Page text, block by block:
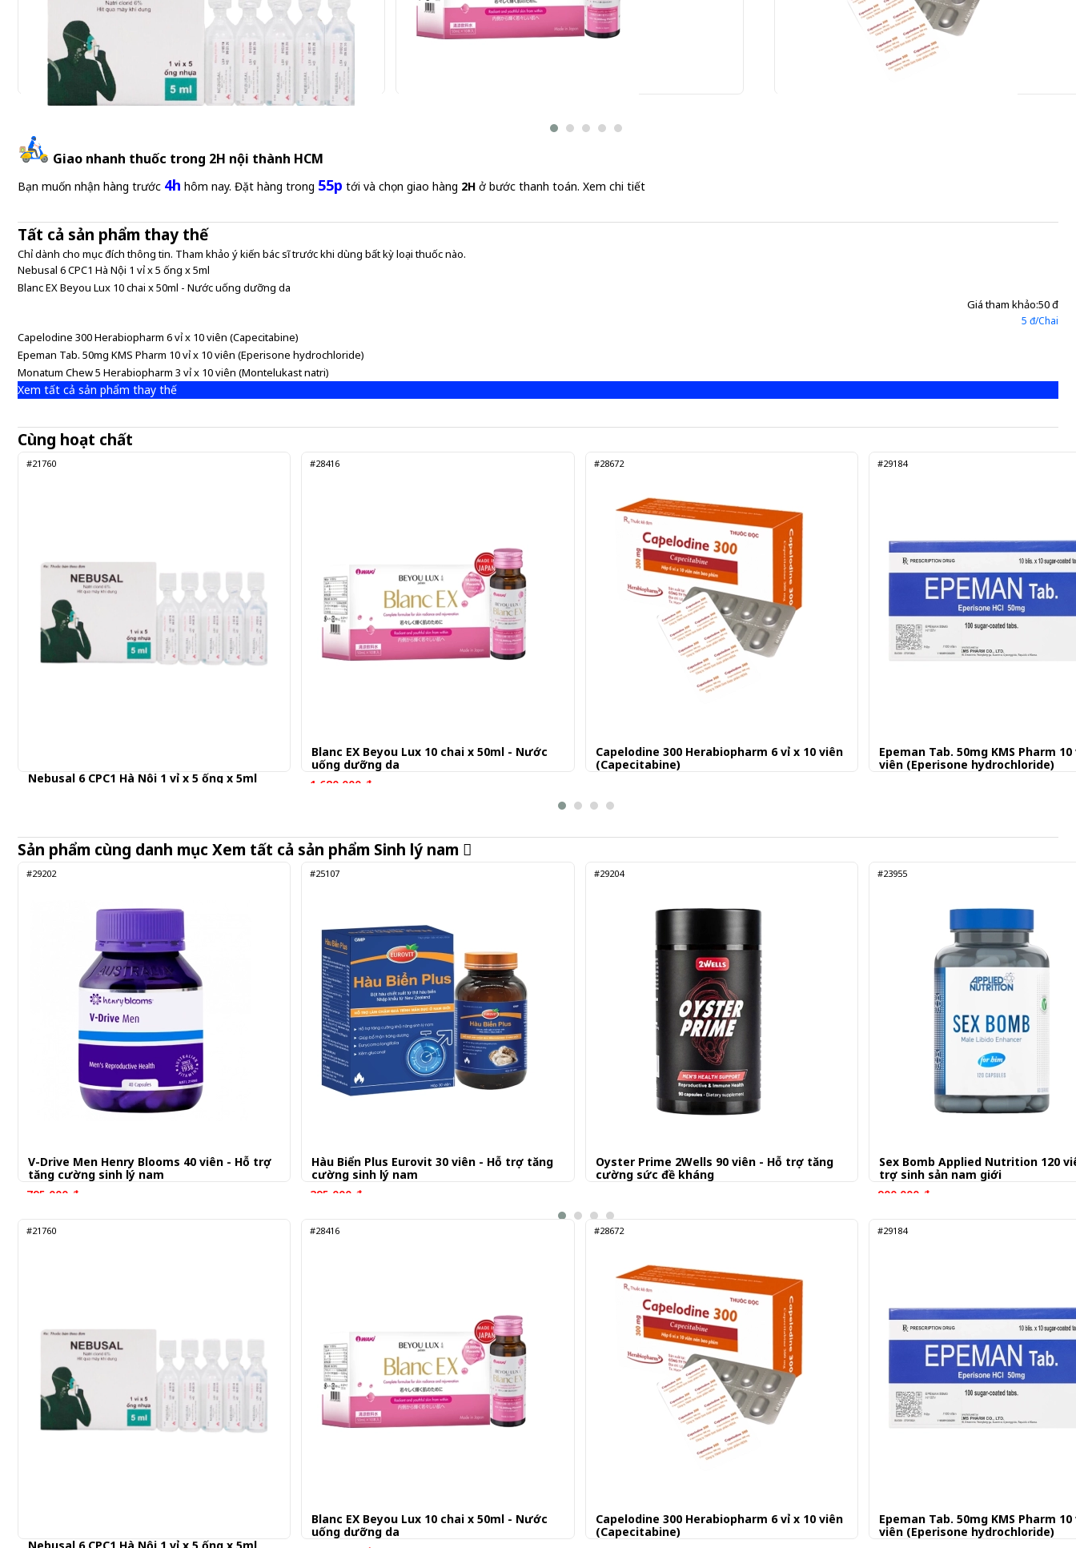
Nebusal 6 CPC1 Hà Nội 1 vỉ x 5 ống x 5ml
Blanc EX Beyou Lux 10 chai x 50ml - Nước uống dưỡng da
168,000 đ/Chai
Giao nhanh thuốc trong 2H nội thành HCM
Bạn muốn nhận hàng trước 4h hôm nay. Đặt hàng trong 55p tới và chọn giao hàng 2H ở bước thanh toán. Xem chi tiết
Tất cả sản phẩm thay thế
Chỉ dành cho mục đích thông tin. Tham khảo ý kiến bác sĩ trước khi dùng bất kỳ loại thuốc nào.
Nebusal 6 CPC1 Hà Nội 1 vỉ x 5 ống x 5ml
Blanc EX Beyou Lux 10 chai x 50ml - Nước uống dưỡng da
Giá tham khảo:50 đ
5 đ/Chai
Capelodine 300 Herabiopharm 6 vỉ x 10 viên (Capecitabine)
Epeman Tab. 50mg KMS Pharm 10 vỉ x 10 viên (Eperisone hydrochloride)
Monatum Chew 5 Herabiopharm 3 vỉ x 10 viên (Montelukast natri)
Xem tất cả sản phẩm thay thế
Cùng hoạt chất
#21760
Nebusal 6 CPC1 Hà Nội 1 vỉ x 5 ống x 5ml
#28416
Blanc EX Beyou Lux 10 chai x 50ml - Nước
uống dưỡng da
1.680.000 đ
#28672
Capelodine 300 Herabiopharm 6 vỉ x 10 viên
(Capecitabine)
Gửi đơn thuốc
#29184
Epeman Tab. 50mg KMS Pharm 10
viên (Eperisone hydrochloride)
Sản phẩm cùng danh mục Xem tất cả sản phẩm Sinh lý nam
#29202
V-Drive Men Henry Blooms 40 viên - Hỗ trợ
tăng cường sinh lý nam
795.000 đ
#25107
Hàu Biển Plus Eurovit 30 viên - Hỗ trợ tăng
cường sinh lý nam
295.000 đ
#29204
Oyster Prime 2Wells 90 viên - Hỗ trợ tăng
cường sức đề kháng
#23955
Sex Bomb Applied Nutrition 120
trợ sinh sản nam giới
900.000 đ
#21760
#28416
Blanc EX Beyou Lux 10 chai x 50ml - Nước
uống dưỡng da
#28672
Capelodine 300 Herabiopharm 6 vỉ x 10 viên
(Capecitabine)
#29184
Epeman Tab. 50mg KMS Pharm 10
viên (Eperisone hydrochloride)